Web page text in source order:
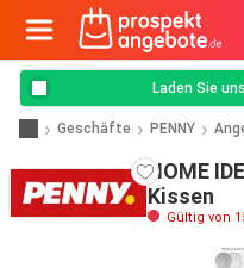
Laden Sie
Geschäfte PENNY
HOME
Kissen
Gültig von